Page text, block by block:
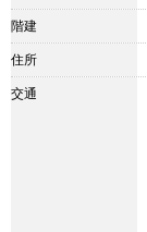
階建
住所
交通